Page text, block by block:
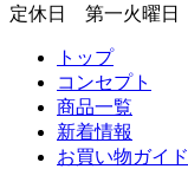
定休日 第一火曜日
トップ
コンセプト
商品一覧
新着情報
お買い物ガイド